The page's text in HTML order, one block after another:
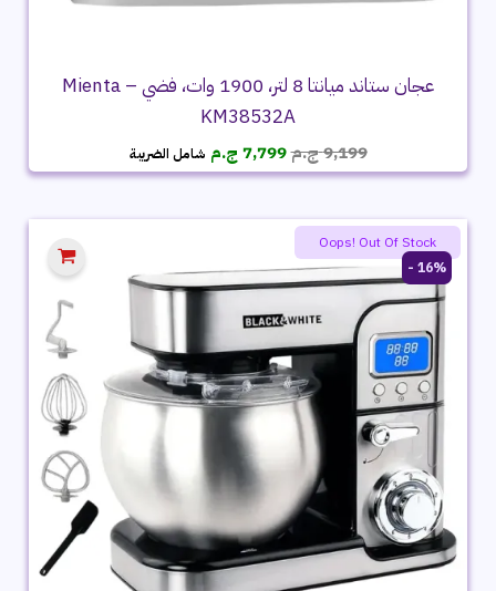
عجان ستاند ميانتا 8 لتر، 1900 وات، فضي – Mienta
KM38532A
9,199ج.مالسعر
الأصلي
9,199 ج.م.
7,799 ج.م السعر
الحالي
7,799 ج.م.
شامل الضريبة
16% -
Oops! Out Of Stock